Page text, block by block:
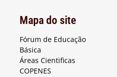
Mapa do site
Fórum de Educação
Básica
Áreas Cientificas
COPENES